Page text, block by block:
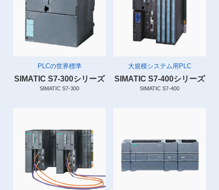
PLCの世界標準
SIMATIC S7-300シリーズ
SIMATIC S7-300
大規模システム用PLC
SIMATIC S7-400シリーズ
SIMATIC S7-400